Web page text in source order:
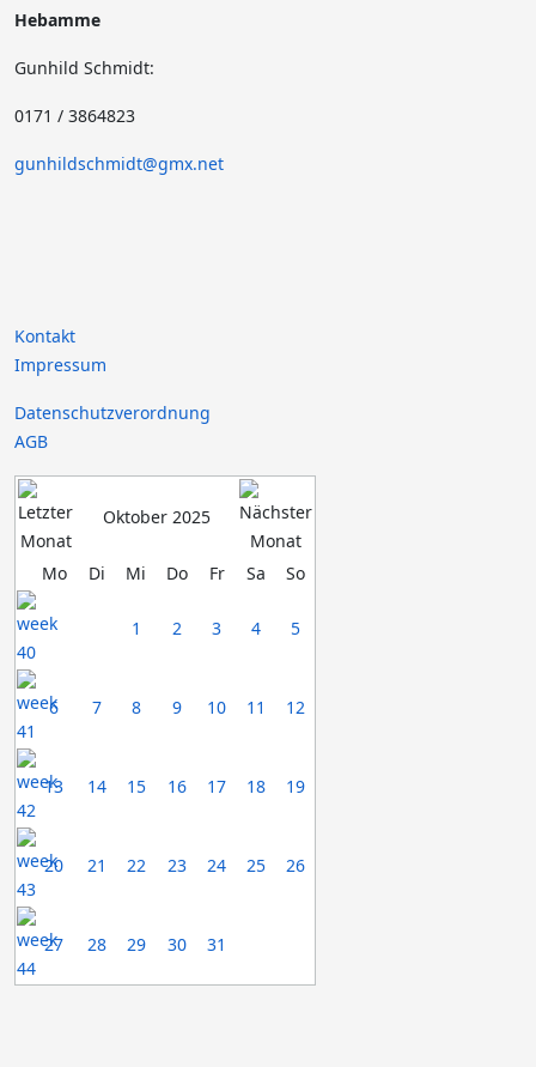
Hebamme
Gunhild Schmidt:
0171 / 3864823
gunhildschmidt@gmx.net
Kontakt
Impressum
Datenschutzverordnung
AGB
Oktober 2025
Mo Di Mi Do Fr Sa So
1 2 3 4 5
6 7 8 9 10 11 12
13 14 15 16 17 18 19
20 21 22 23 24 25 26
27 28 29 30 31